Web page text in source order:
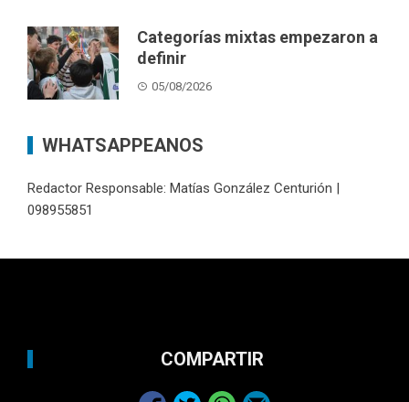
Categorías mixtas empezaron a
definir
05/08/2026
WHATSAPPEANOS
Redactor Responsable: Matías González Centurión |
098955851
COMPARTIR